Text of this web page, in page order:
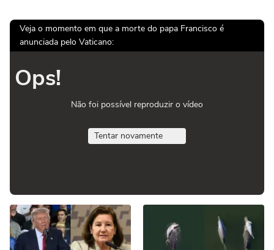
Veja o momento em que a morte do papa Francisco é
anunciada pelo Vaticano:
Ops!
Não foi possível reproduzir o vídeo
Tentar novamente